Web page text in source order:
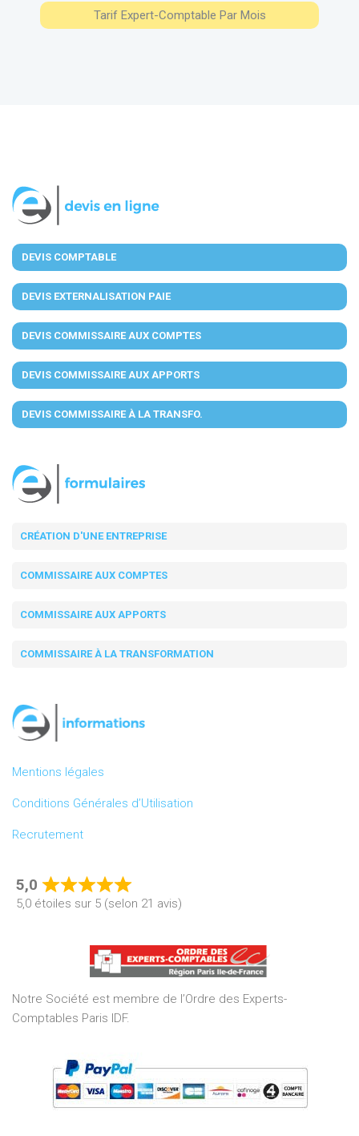
Tarif Expert-Comptable Par Mois
DEVIS COMPTABLE
DEVIS EXTERNALISATION PAIE
DEVIS COMMISSAIRE AUX COMPTES
DEVIS COMMISSAIRE AUX APPORTS
DEVIS COMMISSAIRE À LA TRANSFO.
CRÉATION D'UNE ENTREPRISE
COMMISSAIRE AUX COMPTES
COMMISSAIRE AUX APPORTS
COMMISSAIRE À LA TRANSFORMATION
Mentions légales
Conditions Générales d’Utilisation
Recrutement
5,0
Rated
of
5
5,0 étoiles sur 5 (selon 21 avis)
Notre Société est membre de l’Ordre des Experts-
Comptables Paris IDF.